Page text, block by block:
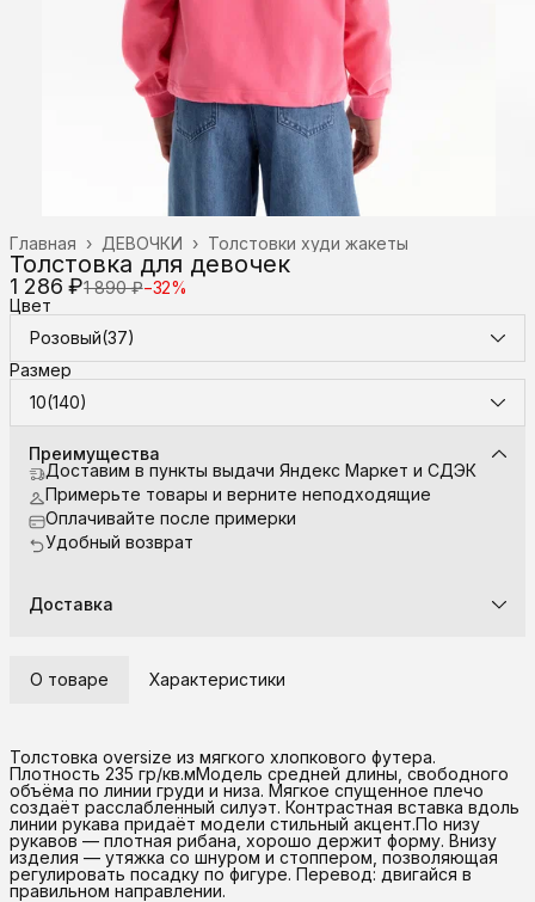
Толстовки худи жакеты
ДЕВОЧКИ ›
Главная ›
Толстовка для девочек
1 286 ₽1 890 ₽−32%
Цвет
Розовый(37)
Размер
10(140)
Преимущества
Доставим в пункты выдачи Яндекс Маркет и СДЭК
Примерьте товары и верните неподходящие
Оплачивайте после примерки
Удобный возврат
Доставка
О товаре Характеристики
Толстовка oversize из мягкого хлопкового футера.
Плотность 235 гр/кв.мМодель средней длины, свободного
объёма по линии груди и низа. Мягкое спущенное плечо
создаёт расслабленный силуэт. Контрастная вставка вдоль
линии рукава придаёт модели стильный акцент.По низу
рукавов — плотная рибана, хорошо держит форму. Внизу
изделия — утяжка со шнуром и стоппером, позволяющая
регулировать посадку по фигуре. Перевод: двигайся в
правильном направлении.